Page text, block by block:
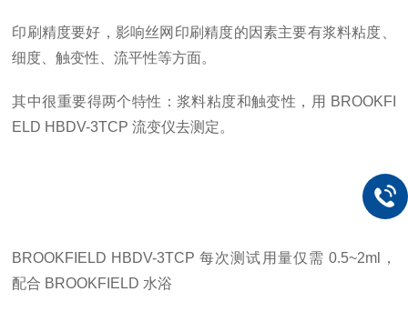
印刷精度要好，影响丝网印刷精度的因素主要有浆料粘度、
细度、触变性、流平性等方面。
其中很重要得两个特性：浆料粘度和触变性，用 BROOKFI
ELD HBDV-3TCP 流变仪去测定。
BROOKFIELD HBDV-3TCP 每次测试用量仅需 0.5~2ml，
配合 BROOKFIELD 水浴